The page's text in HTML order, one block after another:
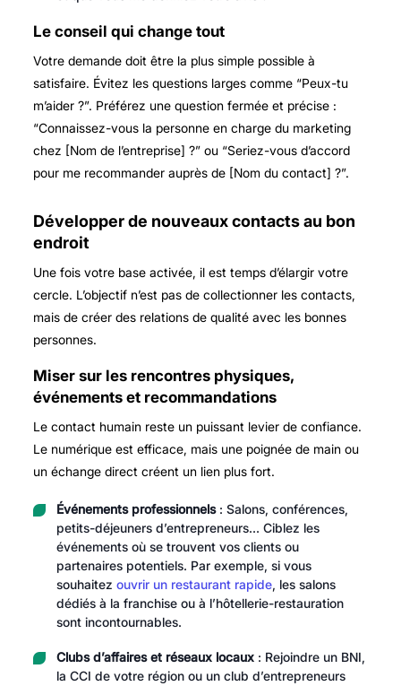
Le conseil qui change tout
Votre demande doit être la plus simple possible à
satisfaire. Évitez les questions larges comme “Peux-tu
m’aider ?”. Préférez une question fermée et précise :
“Connaissez-vous la personne en charge du marketing
chez [Nom de l’entreprise] ?” ou “Seriez-vous d’accord
pour me recommander auprès de [Nom du contact] ?”.
Développer de nouveaux contacts au bon
endroit
Une fois votre base activée, il est temps d’élargir votre
cercle. L’objectif n’est pas de collectionner les contacts,
mais de créer des relations de qualité avec les bonnes
personnes.
Miser sur les rencontres physiques,
événements et recommandations
Le contact humain reste un puissant levier de confiance.
Le numérique est efficace, mais une poignée de main ou
un échange direct créent un lien plus fort.
Événements professionnels: Salons, conférences,
petits-déjeuners d’entrepreneurs… Ciblez les
événements où se trouvent vos clients ou
partenaires potentiels. Par exemple, si vous
souhaitez ouvrir un restaurant rapide, les salons
dédiés à la franchise ou à l’hôtellerie-restauration
sont incontournables.
Clubs d’affaires et réseaux locaux: Rejoindre un BNI,
la CCI de votre région ou un club d’entrepreneurs